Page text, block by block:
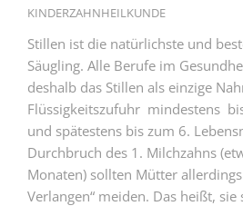
TELEFON: 0931
KINDERZAHNHEILKUNDE
Stillen ist die natürlichste und
Säugling. Alle Berufe im
deshalb das Stillen als einzige
Flüssigkeitszufuhr mindestens
und spätestens bis zum 6.
Durchbruch des 1. Milchzahns
Monaten) sollten Mütter
Verlangen“ meiden. Das heißt,